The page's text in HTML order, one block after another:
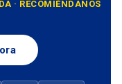
· RECOMIÉNDANOS